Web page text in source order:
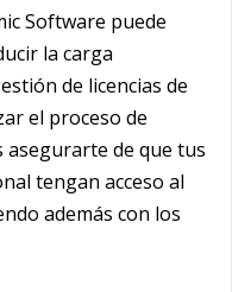
Software puede
la carga
de licencias de
el proceso de
asegurarte de que tus
tengan acceso al
además con los